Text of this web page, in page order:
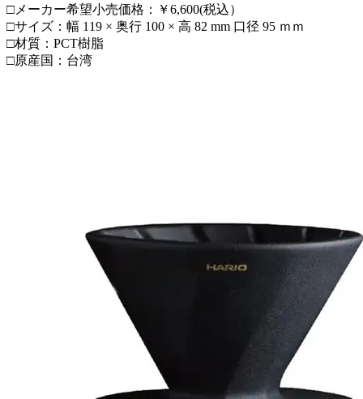
□メーカー希望小売価格：￥6,600(税込）
□サイズ：幅 119 × 奥行 100 × 高 82 mm 口径 95 ｍｍ
□材質：PCT樹脂
□原産国：台湾